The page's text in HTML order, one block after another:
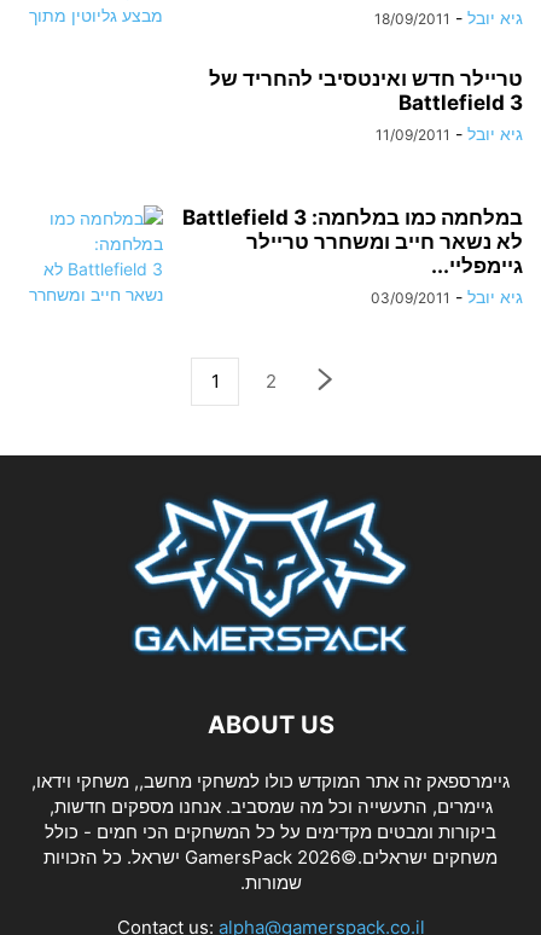
גיא יובל -
18/09/2011
טריילר חדש ואינטסיבי להחריד של
Battlefield 3
גיא יובל -
11/09/2011
במלחמה כמו במלחמה: Battlefield 3
לא נשאר חייב ומשחרר טריילר
גיימפליי...
גיא יובל -
03/09/2011
1 2
ABOUT US
גיימרספאק זה אתר המוקדש כולו למשחקי מחשב,, משחקי וידאו,
גיימרים, התעשייה וכל מה שמסביב. אנחנו מספקים חדשות,
ביקורות ומבטים מקדימים על כל המשחקים הכי חמים - כולל
משחקים ישראלים.©2026 GamersPack ישראל. כל הזכויות
שמורות.
Contact us: alpha@gamerspack.co.il